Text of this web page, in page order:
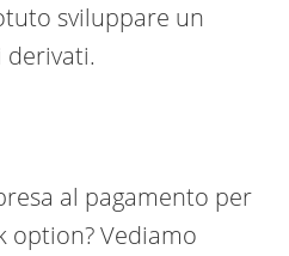
sviluppare un
al pagamento per
option? Vediamo